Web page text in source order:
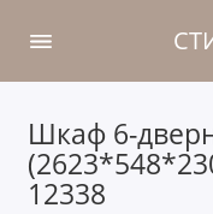
Шкаф 6-
12338